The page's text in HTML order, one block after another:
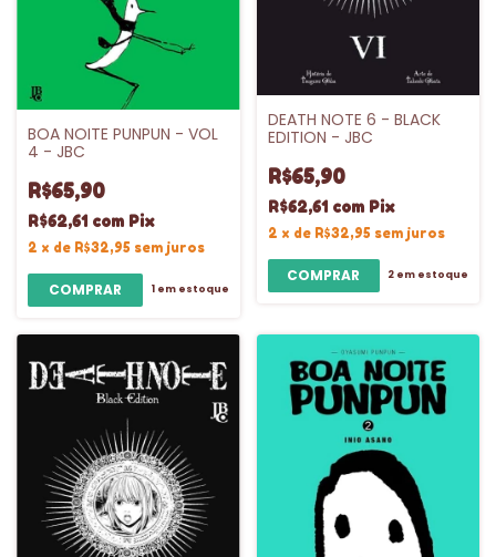
BOA NOITE PUNPUN - VOL
4 - JBC
R$65,90
R$62,61 com Pix
2 x de R$32,95 sem juros
1 em estoque
DEATH NOTE 6 - BLACK
EDITION - JBC
R$65,90
R$62,61 com Pix
2 x de R$32,95 sem juros
2 em estoque